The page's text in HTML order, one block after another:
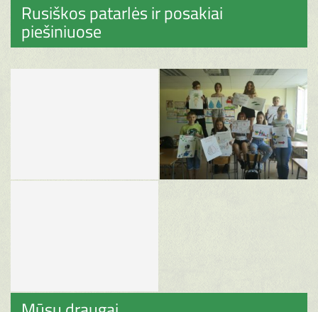
Rusiškos patarlės ir posakiai
piešiniuose